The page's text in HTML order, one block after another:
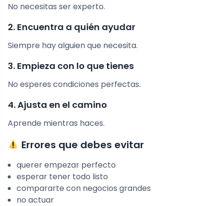
No necesitas ser experto.
2. Encuentra a quién ayudar
Siempre hay alguien que necesita.
3. Empieza con lo que tienes
No esperes condiciones perfectas.
4. Ajusta en el camino
Aprende mientras haces.
Errores que debes evitar
querer empezar perfecto
esperar tener todo listo
compararte con negocios grandes
no actuar